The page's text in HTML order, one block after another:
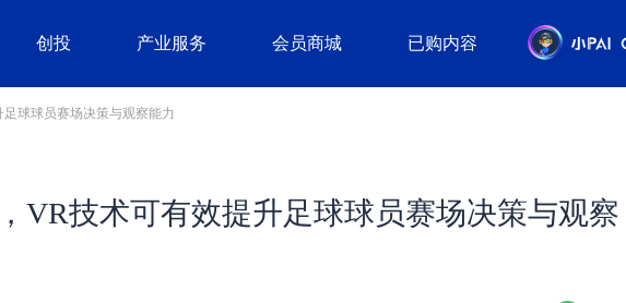
创投 产业服务 会员商城 已购内容
球球员赛场决策与观察能力
VR技术可有效提升足球球员赛场决策与观察